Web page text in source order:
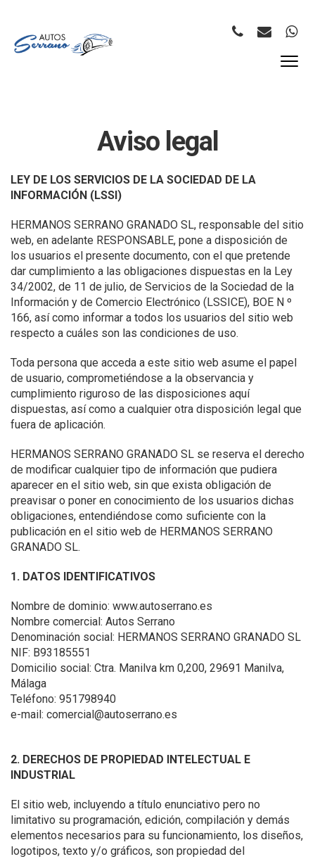
Aviso legal
LEY DE LOS SERVICIOS DE LA SOCIEDAD DE LA
INFORMACIÓN (LSSI)
HERMANOS SERRANO GRANADO SL, responsable del sitio
web, en adelante RESPONSABLE, pone a disposición de
los usuarios el presente documento, con el que pretende
dar cumplimiento a las obligaciones dispuestas en la Ley
34/2002, de 11 de julio, de Servicios de la Sociedad de la
Información y de Comercio Electrónico (LSSICE), BOE N º
166, así como informar a todos los usuarios del sitio web
respecto a cuáles son las condiciones de uso.
Toda persona que acceda a este sitio web asume el papel
de usuario, comprometiéndose a la observancia y
cumplimiento riguroso de las disposiciones aquí
dispuestas, así como a cualquier otra disposición legal que
fuera de aplicación.
HERMANOS SERRANO GRANADO SL se reserva el derecho
de modificar cualquier tipo de información que pudiera
aparecer en el sitio web, sin que exista obligación de
preavisar o poner en conocimiento de los usuarios dichas
obligaciones, entendiéndose como suficiente con la
publicación en el sitio web de HERMANOS SERRANO
GRANADO SL.
1. DATOS IDENTIFICATIVOS
Nombre de dominio: www.autoserrano.es
Nombre comercial: Autos Serrano
Denominación social: HERMANOS SERRANO GRANADO SL
NIF: B93185551
Domicilio social: Ctra. Manilva km 0,200, 29691 Manilva,
Málaga
Teléfono: 951798940
e-mail: comercial@autoserrano.es
2. DERECHOS DE PROPIEDAD INTELECTUAL E
INDUSTRIAL
El sitio web, incluyendo a título enunciativo pero no
limitativo su programación, edición, compilación y demás
elementos necesarios para su funcionamiento, los diseños,
logotipos, texto y/o gráficos, son propiedad del